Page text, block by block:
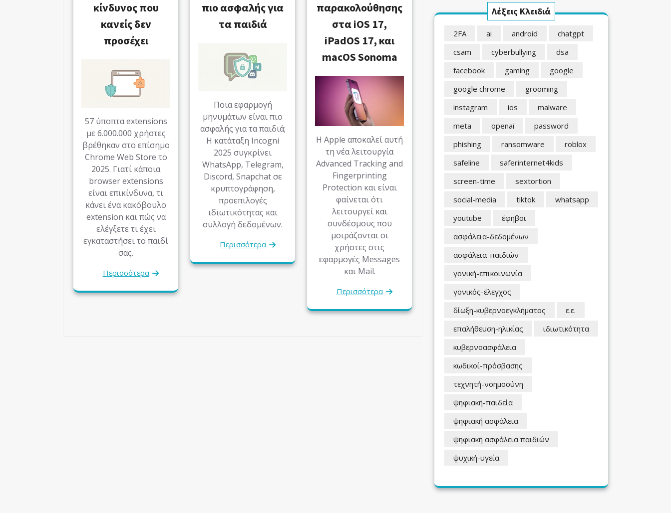
κίνδυνος που
κανείς δεν
προσέχει
57 ύποπτα extensions
με 6.000.000 χρήστες
βρέθηκαν στο επίσημο
Chrome Web Store το
2025. Γιατί κάποια
browser extensions
είναι επικίνδυνα, τι
κάνει ένα κακόβουλο
extension και πώς να
ελέγξετε τι έχει
εγκαταστήσει το παιδί
σας.
Περισσότερα
πιο ασφαλής για
τα παιδιά
Ποια εφαρμογή
μηνυμάτων είναι πιο
ασφαλής για τα παιδιά;
Η κατάταξη Incogni
2025 συγκρίνει
WhatsApp, Telegram,
Discord, Snapchat σε
κρυπτογράφηση,
προεπιλογές
ιδιωτικότητας και
συλλογή δεδομένων.
Περισσότερα
παρακολούθησης
στα iOS 17,
iPadOS 17, και
macOS Sonoma
Η Apple αποκαλεί αυτή
τη νέα λειτουργία
Advanced Tracking and
Fingerprinting
Protection και είναι
φαίνεται ότι
λειτουργεί και
συνδέσμους που
μοιράζονται οι
χρήστες στις
εφαρμογές Messages
και Mail.
Περισσότερα
Λέξεις Κλειδιά
2FA ai android
chatgpt
csam
cyberbullying
dsa
facebook
gaming
google
google chrome
grooming
instagram
ios
malware
meta
openai
password
phishing
ransomware
roblox
safeline
saferinternet4kids
screen-time
sextortion
social-media
tiktok
whatsapp
youtube
έφηβοι
ασφάλεια-δεδομένων
ασφάλεια-παιδιών
γονική-επικοινωνία
γονικός-έλεγχος
δίωξη-κυβερνοεγκλήματος
ε.ε.
επαλήθευση-ηλικίας
ιδιωτικότητα
κυβερνοασφάλεια
κωδικοί-πρόσβασης
τεχνητή-νοημοσύνη
ψηφιακή-παιδεία
ψηφιακή ασφάλεια
ψηφιακή ασφάλεια παιδιών
ψυχική-υγεία